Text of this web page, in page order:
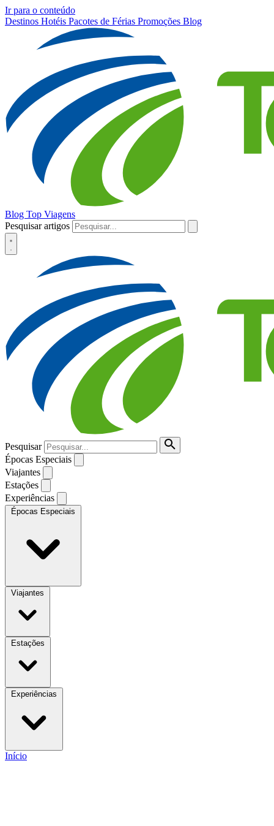
Ir para o conteúdo
Destinos Hotéis Pacotes de Férias Promoções Blog
Blog Top Viagens
Pesquisar artigos
Pesquisar
Épocas Especiais
Viajantes
Estações
Experiências
Épocas Especiais
Viajantes
Estações
Experiências
Início